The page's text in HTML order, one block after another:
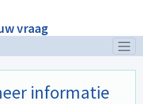
vraag
informatie